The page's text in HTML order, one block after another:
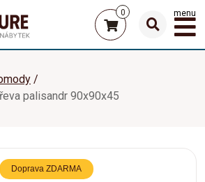
0 menu
palisandr 90x90x45
Doprava ZDARMA